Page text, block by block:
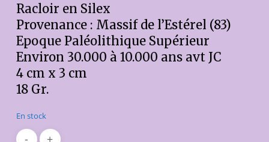
Racloir en Silex
Provenance : Massif de l’Estérel (83)
Epoque Paléolithique Supérieur
Environ 30.000 à 10.000 ans avt JC
4 cm x 3 cm
18 Gr.
En stock